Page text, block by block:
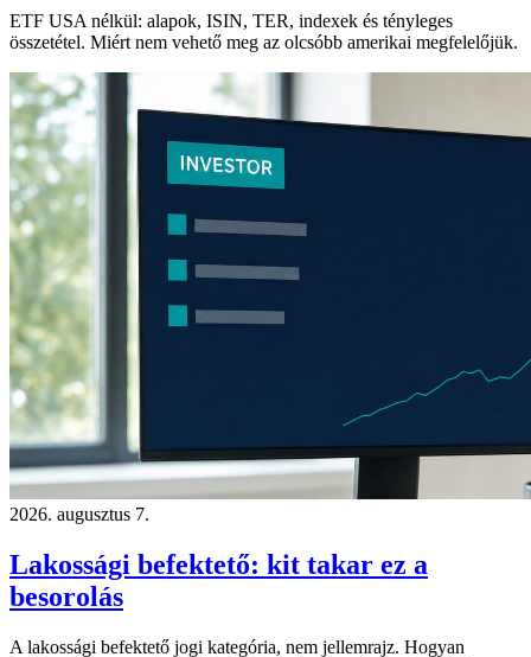
ETF USA nélkül: alapok, ISIN, TER, indexek és tényleges
összetétel. Miért nem vehető meg az olcsóbb amerikai megfelelőjük.
2026. augusztus 7.
Lakossági befektető: kit takar ez a
besorolás
A lakossági befektető jogi kategória, nem jellemrajz. Hogyan